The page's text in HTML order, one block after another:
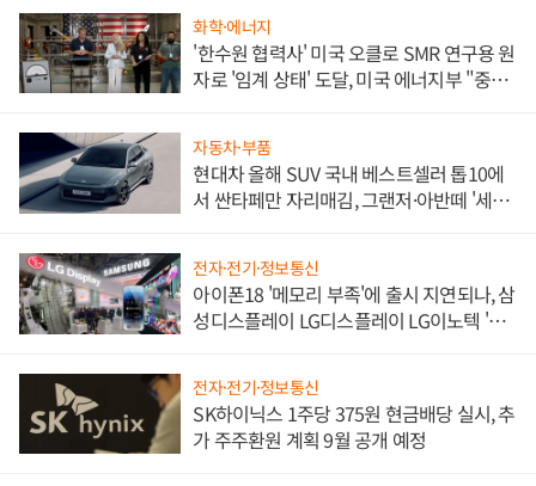
화학·에너지
'한수원 협력사' 미국 오클로 SMR 연구용 원
자로 '임계 상태' 도달, 미국 에너지부 "중요
자동차·부품
현대차 올해 SUV 국내 베스트셀러 톱10에
서 싼타페만 자리매김, 그랜저·아반떼 '세단
전자·전기·정보통신
아이폰18 '메모리 부족'에 출시 지연되나, 삼
성디스플레이 LG디스플레이 LG이노텍 '탈
전자·전기·정보통신
SK하이닉스 1주당 375원 현금배당 실시, 추
가 주주환원 계획 9월 공개 예정